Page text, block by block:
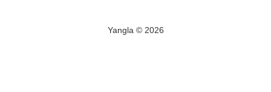
Yangla © 2026